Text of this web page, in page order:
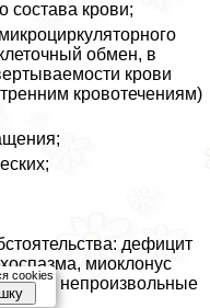
состава крови;
обмен, в
крови
кровотечениям)
дефицит
миоклонус
непроизвольные
cookies